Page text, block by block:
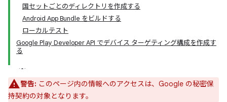
国セットごとのディレクトリを作成する
Android App Bundle をビルドする
ローカルテスト
Google Play Developer API でデバイス ターゲティング構成を作成す
る
警告: このページ内の情報へのアクセスは、Google の秘密保
持契約の対象となります。